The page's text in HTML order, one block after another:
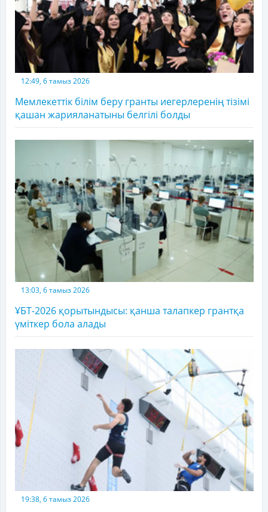
12:49, 6 тамыз 2026
Мемлекеттік білім беру гранты иегерлеренің тізімі
қашан жарияланатыны белгілі болды
13:03, 6 тамыз 2026
ҰБТ-2026 қорытындысы: қанша талапкер грантқа
үміткер бола алады
19:38, 6 тамыз 2026